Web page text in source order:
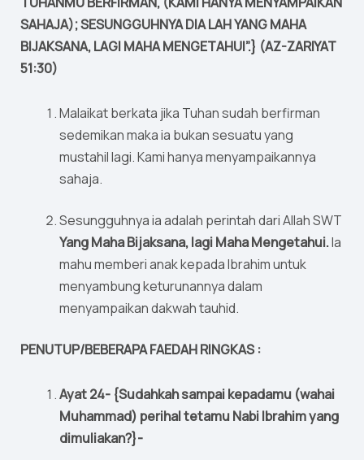
SAHAJA); SESUNGGUHNYA DIA LAH YANG MAHA
BIJAKSANA, LAGI MAHA MENGETAHUI”.} (AZ-ZARIYAT
51:30)
Malaikat berkata jika Tuhan sudah berfirman
sedemikan maka ia bukan sesuatu yang
mustahil lagi. Kami hanya menyampaikannya
sahaja.
Sesungguhnya ia adalah perintah dari Allah SWT
Yang Maha Bijaksana, lagi Maha Mengetahui.Ia
mahu memberi anak kepada Ibrahim untuk
menyambung keturunannya dalam
menyampaikan dakwah tauhid.
PENUTUP/BEBERAPA FAEDAH RINGKAS :
Ayat 24- {Sudahkah sampai kepadamu (wahai
Muhammad) perihal tetamu Nabi Ibrahim yang
dimuliakan?}-